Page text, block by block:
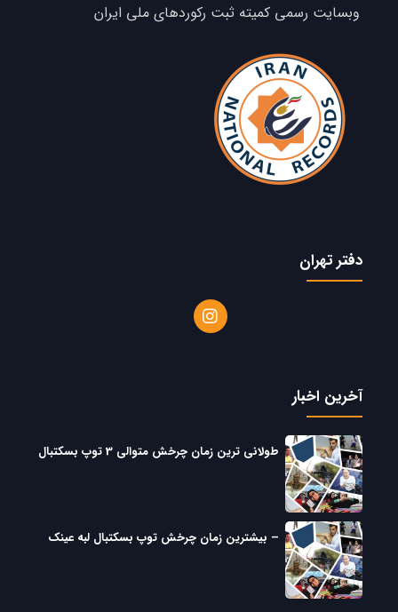
وبسایت رسمی کمیته ثبت رکوردهای ملی ایران
دفتر تهران
آخرین اخبار
طولانی ترین زمان چرخش متوالی 3 توپ بسکتبال
– بیشترین زمان چرخش توپ بسکتبال لبه عینک